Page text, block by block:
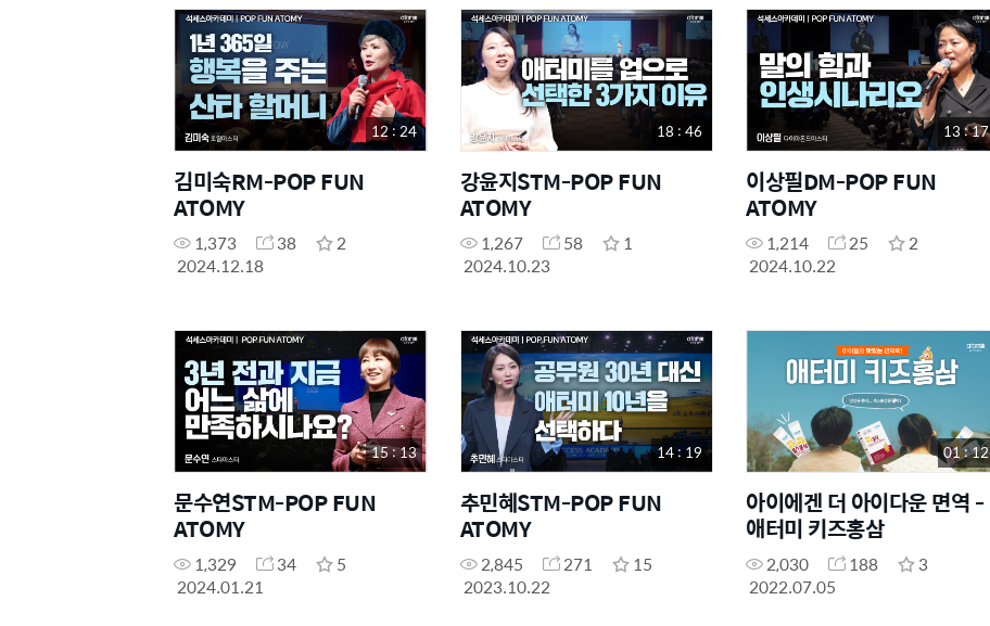
12 : 24
김미숙RM-POP FUN
ATOMY
1,373 38
2
2024.12.18
18 : 46
강윤지STM-POP FUN
ATOMY
1,267 58
1
2024.10.23
13 : 17
이상필DM-POP FUN
ATOMY
1,214 25
2
2024.10.22
15 : 13
문수연STM-POP FUN
ATOMY
1,329 34
5
2024.01.21
14 : 19
추민혜STM-POP FUN
ATOMY
2,845 271
15
2023.10.22
01 : 12
아이에겐 더 아이다운 면역 -
애터미 키즈홍삼
2,030 188
3
2022.07.05